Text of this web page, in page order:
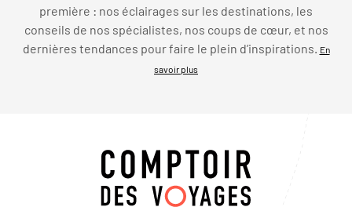
première : nos éclairages sur les destinations, les
conseils de nos spécialistes, nos coups de cœur, et nos
dernières tendances pour faire le plein d’inspirations.
En
savoir plus